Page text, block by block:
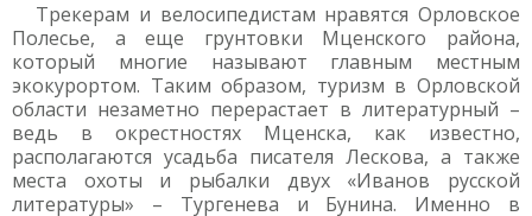
Трекерам и велосипедистам нравятся Орловское
Полесье, а еще грунтовки Мценского района,
который многие называют главным местным
экокурортом. Таким образом, туризм в Орловской
области незаметно перерастает в литературный –
ведь в окрестностях Мценска, как известно,
располагаются усадьба писателя Лескова, а также
места охоты и рыбалки двух «Иванов русской
литературы» – Тургенева и Бунина. Именно в